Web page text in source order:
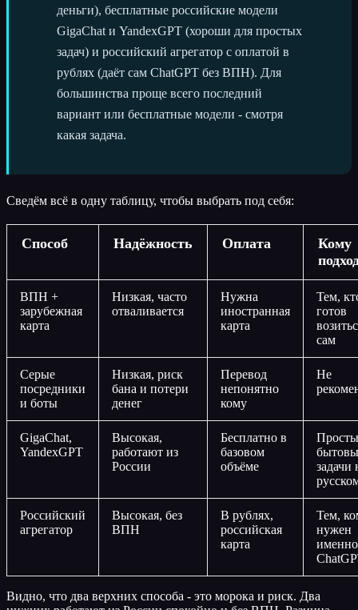
деньги), бесплатные российские модели
GigaChat и YandexGPT (хороши для простых
задач) и российский агрегатор с оплатой в
рублях (даёт сам ChatGPT без ВПН). Для
большинства проще всего последний
вариант или бесплатные модели - смотря
какая задача.
Сведём всё в одну таблицу, чтобы выбрать под себя:
Способ Надёжность Оплата
Кому
ВПН +
зарубежная
карта
Низкая, часто
отваливается
Нужна
иностранная
карта
Тем,
готов
сам
Серые
посредники
и боты
Низкая, риск
бана и потери
денег
Перевод
непонятно
кому
Не
GigaChat,
YandexGPT
Высокая,
работают из
России
Бесплатно в
базовом
объёме
задачи
Российский
агрегатор
Высокая, без
ВПН
В рублях,
российская
карта
Тем,
нужен
именно
Видно, что два верхних способа - это морока и риск. Два